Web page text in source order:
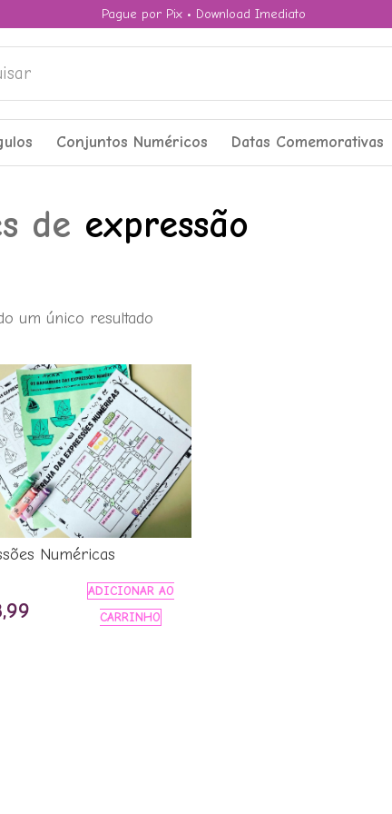
Pague por Pix • Download Imediato
Conjuntos Numéricos Datas Comemorativas
de expressão
um único resultado
Numéricas
ADICIONAR AO
CARRINHO